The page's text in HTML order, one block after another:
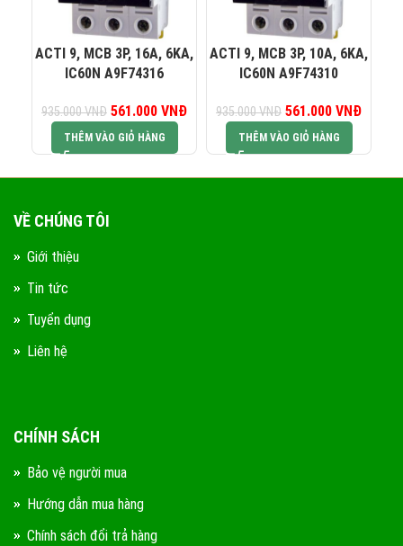
ACTI 9, MCB 3P, 16A, 6KA,
IC60N A9F74316
935.000VNĐ
Giá gốc là:
935.000 VNĐ.
561.000 VNĐ Giá hiện tại là:
561.000 VNĐ.
THÊM VÀO GIỎ HÀNG
ACTI 9, MCB 3P, 10A, 6KA,
IC60N A9F74310
935.000VNĐ
Giá gốc là:
935.000 VNĐ.
561.000 VNĐ
THÊM VÀO GIỎ HÀNG
VỀ CHÚNG TÔI
Giới thiệu
Tin tức
Tuyển dụng
Liên hệ
CHÍNH SÁCH
Bảo vệ người mua
Hướng dẫn mua hàng
Chính sách đổi trả hàng